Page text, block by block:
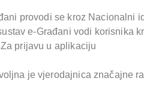
provodi se kroz Nacionalni
e-Građani vodi korisnika
prijavu u aplikaciju
je vjerodajnica značajne